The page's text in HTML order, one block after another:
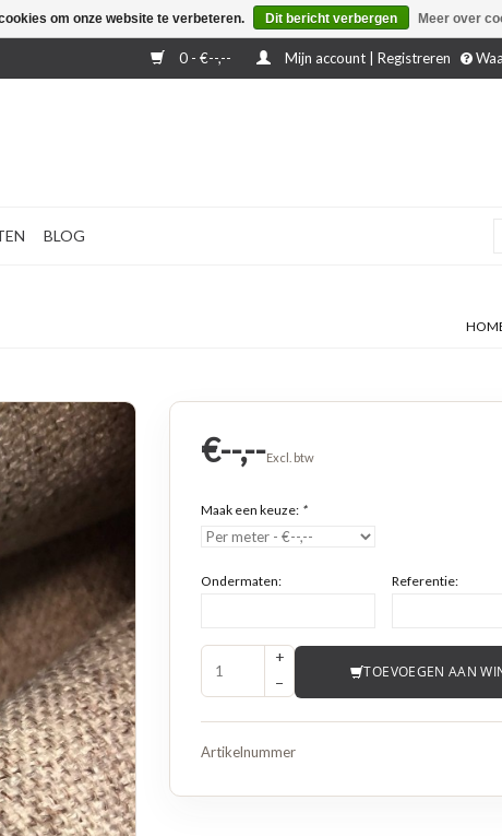
0 - €--,-- Mijn account | Registreren
BLOG
€--,--Excl. btw
Maak een keuze: *
Ondermaten: Referentie:
+
−
TOEVOEGEN AAN
Artikelnummer
om onze website te verbeteren. Dit bericht verbergen Meer over